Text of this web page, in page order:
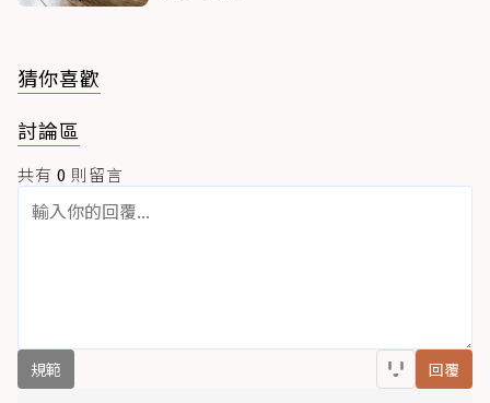
猜你喜歡
討論區
共有 0 則留言
規範 回覆